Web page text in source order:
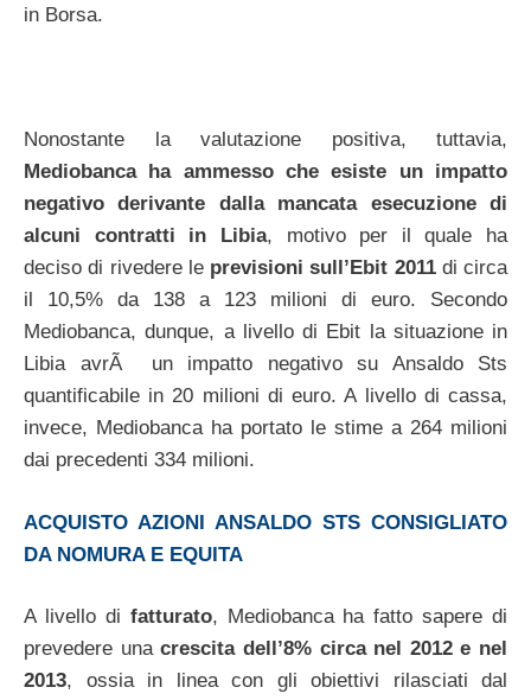
in Borsa.
Nonostante la valutazione positiva, tuttavia,
Mediobanca ha ammesso che esiste un impatto
negativo derivante dalla mancata esecuzione di
alcuni contratti in Libia, motivo per il quale ha
deciso di rivedere le previsioni sull’Ebit 2011di circa
il 10,5% da 138 a 123 milioni di euro. Secondo
Mediobanca, dunque, a livello di Ebit la situazione in
Libia avrÃ un impatto negativo su Ansaldo Sts
quantificabile in 20 milioni di euro. A livello di cassa,
invece, Mediobanca ha portato le stime a 264 milioni
dai precedenti 334 milioni.
ACQUISTO AZIONI ANSALDO STS CONSIGLIATO
DA NOMURA E EQUITA
A livello di fatturato, Mediobanca ha fatto sapere di
prevedere unacrescita dell’8% circa nel 2012 e nel
2013, ossia in linea con gli obiettivi rilasciati dal